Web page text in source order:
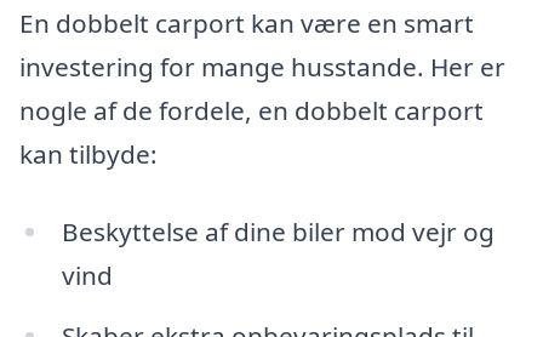
En dobbelt carport kan være en smart
investering for mange husstande. Her er
nogle af de fordele, en dobbelt carport
kan tilbyde:
Beskyttelse af dine biler mod vejr og
vind